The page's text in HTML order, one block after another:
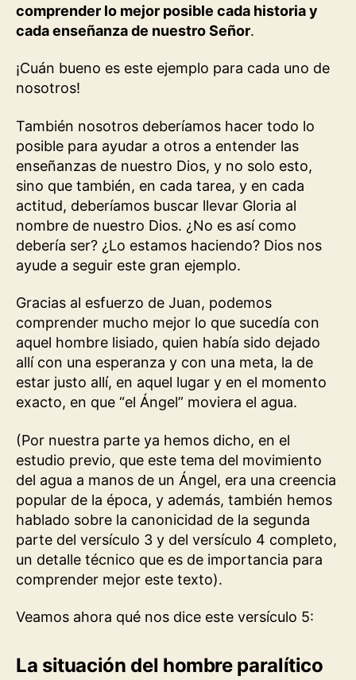
comprender lo mejor posible cada historia y
cada enseñanza de nuestro Señor.
¡Cuán bueno es este ejemplo para cada uno de
nosotros!
También nosotros deberíamos hacer todo lo
posible para ayudar a otros a entender las
enseñanzas de nuestro Dios, y no solo esto,
sino que también, en cada tarea, y en cada
actitud, deberíamos buscar llevar Gloria al
nombre de nuestro Dios. ¿No es así como
debería ser? ¿Lo estamos haciendo? Dios nos
ayude a seguir este gran ejemplo.
Gracias al esfuerzo de Juan, podemos
comprender mucho mejor lo que sucedía con
aquel hombre lisiado, quien había sido dejado
allí con una esperanza y con una meta, la de
estar justo allí, en aquel lugar y en el momento
exacto, en que “el Ángel” moviera el agua.
(Por nuestra parte ya hemos dicho, en el
estudio previo, que este tema del movimiento
del agua a manos de un Ángel, era una creencia
popular de la época, y además, también hemos
hablado sobre la canonicidad de la segunda
parte del versículo 3 y del versículo 4 completo,
un detalle técnico que es de importancia para
comprender mejor este texto).
Veamos ahora qué nos dice este versículo 5:
La situación del hombre paralítico